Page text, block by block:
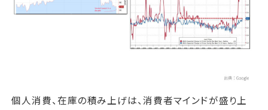
個人消費、在庫の積み上げは、消費者マインドが盛り上